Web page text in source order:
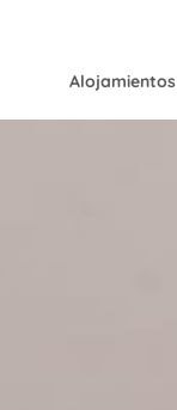
Alojamientos